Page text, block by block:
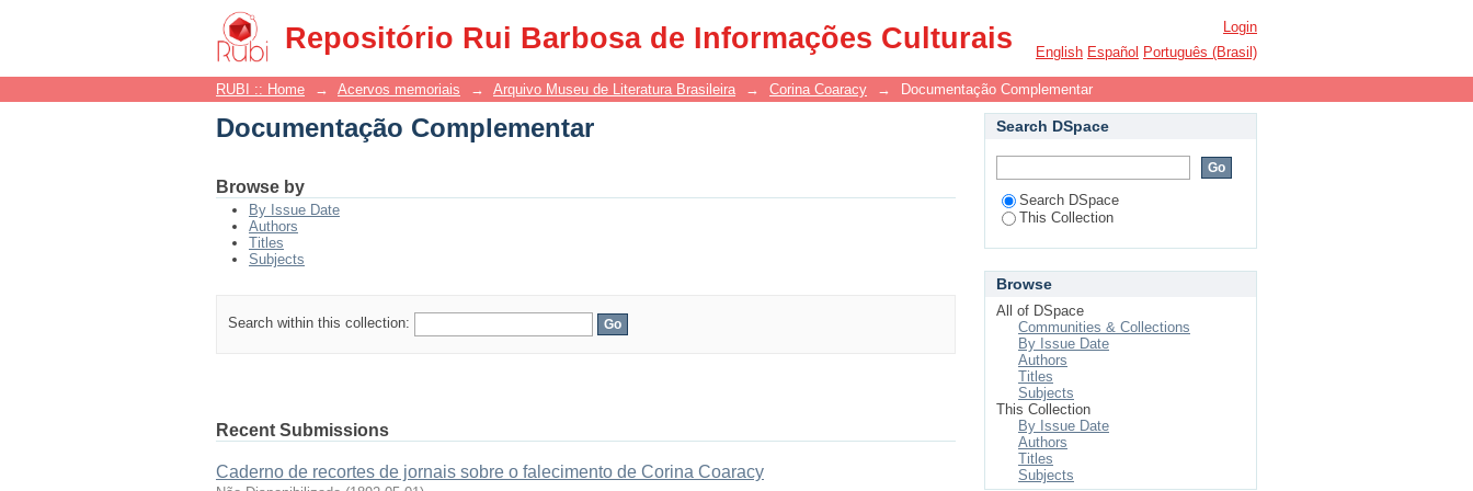
Repositório Rui Barbosa de Informações Culturais
Documentação Complementar
Login
English Español Português (Brasil)
RUBI :: Home → Acervos memoriais → Arquivo Museu de Literatura Brasileira → Corina Coaracy → Documentação Complementar
Documentação Complementar
Browse by
By Issue Date
Authors
Titles
Subjects
Search within this collection:
Recent Submissions
Caderno de recortes de jornais sobre o falecimento de Corina Coaracy
Search DSpace
Search DSpace
This Collection
Browse
All of DSpace
Communities & Collections
By Issue Date
Authors
Titles
Subjects
This Collection
By Issue Date
Authors
Titles
Subjects